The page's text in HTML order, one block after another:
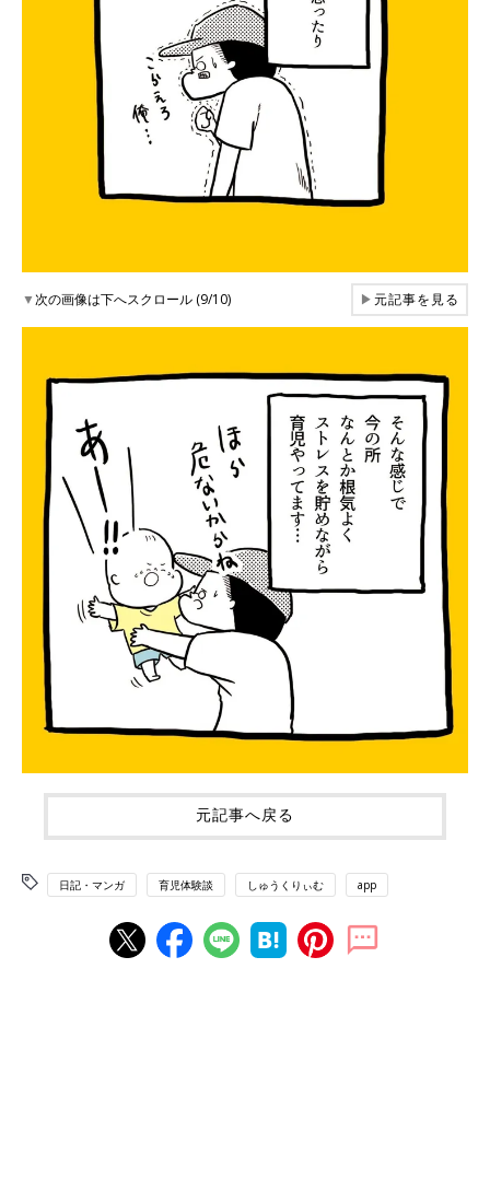
▼次の画像は下へスクロール (9/10) ▶元記事を見る
元記事へ戻る
日記・マンガ 育児体験談 しゅうくりぃむ app